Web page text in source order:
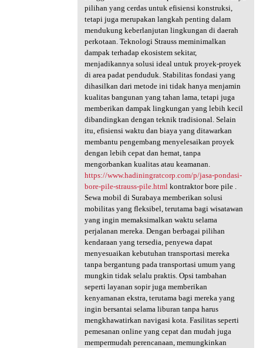
pilihan yang cerdas untuk efisiensi konstruksi,
tetapi juga merupakan langkah penting dalam
mendukung keberlanjutan lingkungan di daerah
perkotaan. Teknologi Strauss meminimalkan
dampak terhadap ekosistem sekitar,
menjadikannya solusi ideal untuk proyek-proyek
di area padat penduduk. Stabilitas fondasi yang
dihasilkan dari metode ini tidak hanya menjamin
kualitas bangunan yang tahan lama, tetapi juga
memberikan dampak lingkungan yang lebih kecil
dibandingkan dengan teknik tradisional. Selain
itu, efisiensi waktu dan biaya yang ditawarkan
membantu pengembang menyelesaikan proyek
dengan lebih cepat dan hemat, tanpa
mengorbankan kualitas atau keamanan.
https://www.hadiningratcorp.com/p/jasa-pondasi-
bore-pile-strauss-pile.htmlkontraktor bore pile .
Sewa mobil di Surabaya memberikan solusi
mobilitas yang fleksibel, terutama bagi wisatawan
yang ingin memaksimalkan waktu selama
perjalanan mereka. Dengan berbagai pilihan
kendaraan yang tersedia, penyewa dapat
menyesuaikan kebutuhan transportasi mereka
tanpa bergantung pada transportasi umum yang
mungkin tidak selalu praktis. Opsi tambahan
seperti layanan sopir juga memberikan
kenyamanan ekstra, terutama bagi mereka yang
ingin bersantai selama liburan tanpa harus
mengkhawatirkan navigasi kota. Fasilitas seperti
pemesanan online yang cepat dan mudah juga
mempermudah perencanaan, memungkinkan